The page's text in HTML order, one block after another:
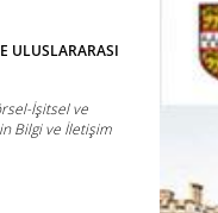
ULUSLARARASI
İşitsel ve
Bilgi ve İletişim